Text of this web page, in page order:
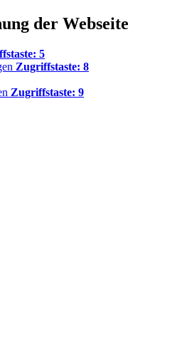
der Webseite
5
Zugriffstaste: 8
Zugriffstaste: 9